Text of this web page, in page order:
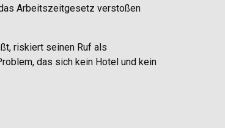
Arbeitszeitgesetz verstoßen
riskiert seinen Ruf als
das sich kein Hotel und kein